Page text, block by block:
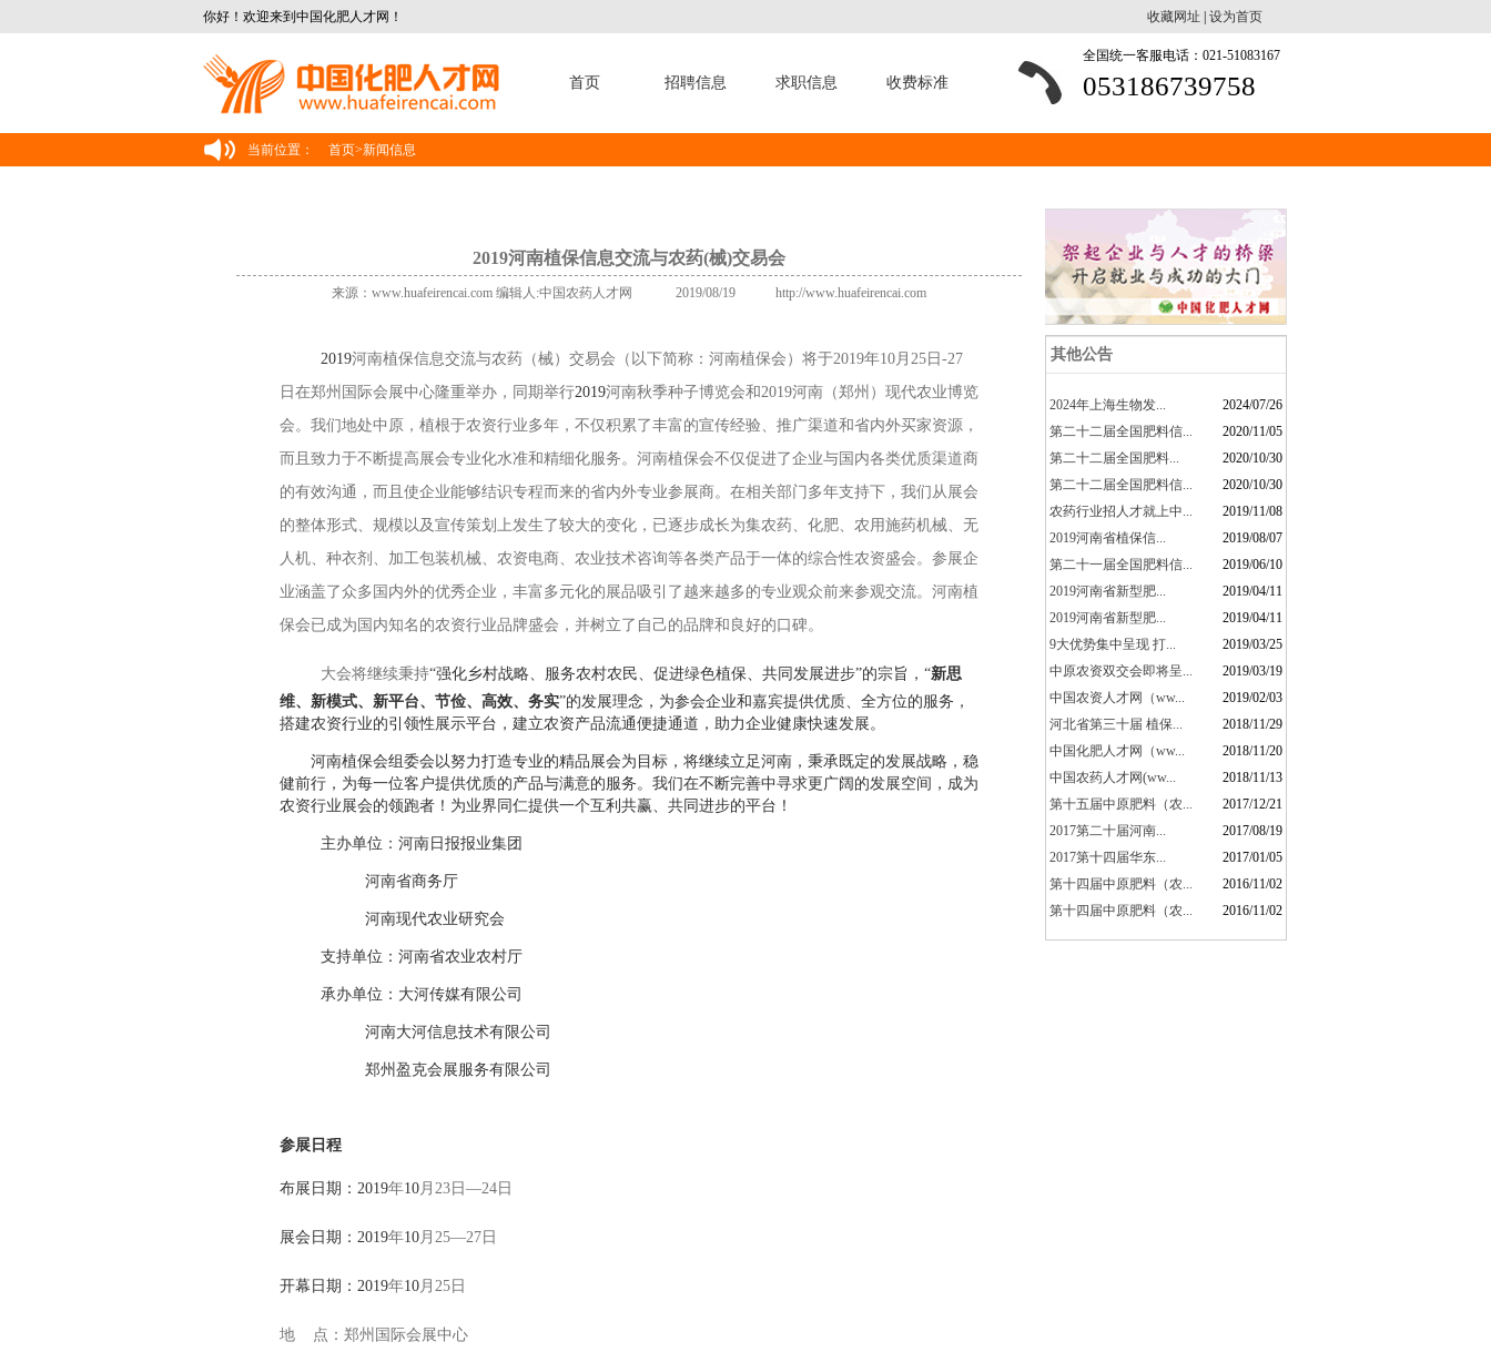
你好！欢迎来到中国化肥人才网！ 收藏网址 设为首页
首页 招聘信息 求职信息 收费标准
全国统一客服电话：021-51083167
053186739758
当前位置： 首页>新闻信息
2019河南植保信息交流与农药(械)交易会
来源：www.huafeirencai.com 编辑人:中国农药人才网 2019/08/19 http://www.huafeirencai.com
2019河南植保信息交流与农药（械）交易会（以下简称：河南植保会）将于2019年10月 25日 -27
日在郑州国际会展中心隆重举办，同期举行2019河南秋季种子博览会和2019河南（郑州）现代农业博览
会。我们地处中原，植根于农资行业多年，不仅积累了丰富的宣传经验、推广渠道和省内外买家资源，
而且致力于不断提高展会专业化水准和精细化服务。河南植保会不仅促进了企业与国内各类优质渠道商
的有效沟通，而且使企业能够结识专程而来的省内外专业参展商。在相关部门多年支持下，我们从展会
的整体形式、规模以及宣传策划上发生了较大的变化，已逐步成长为集农药、化肥、农用施药机械、无
人机、种衣剂、加工包装机械、农资电商、农业技术咨询等各类产品于一体的综合性农资盛会。参展企
业涵盖了众多国内外的优秀企业，丰富多元化的展品吸引了越来越多的专业观众前来参观交流。河南植
保会已成为国内知名的农资行业品牌盛会，并树立了自己的品牌和良好的口碑。
大会将继续秉持“强化乡村战略、服务农村农民、促进绿色植保、共同发展进步”的宗旨，“新思
维、新模式、新平台、节俭、高效、务实”的发展理念，为参会企业和嘉宾提供优质、全方位的服务，
搭建农资行业的引领性展示平台，建立农资产品流通便捷通道，助力企业健康快速发展。
河南植保会组委会以努力打造专业的精品展会为目标，将继续立足河南，秉承既定的发展战略，稳
健前行，为每一位客户提供优质的产品与满意的服务。我们在不断完善中寻求更广阔的发展空间，成为
农资行业展会的领跑者！为业界同仁提供一个互利共赢、共同进步的平台！
主办单位：河南日报报业集团
河南省商务厅
河南现代农业研究会
支持单位：河南省农业农村厅
承办单位：大河传媒有限公司
河南大河信息技术有限公司
郑州盈克会展服务有限公司
参展日程
布展日期：2019年10月 23日—24日
展会日期：2019年10月 25—27日
开幕日期：2019年10月 25日
地 点：郑州国际会展中心
其他公告
2024/07/26
2024年上海生物发...
2020/11/05
第二十二届全国肥料信...
2020/10/30
​第二十二届全国肥料...
2020/10/30
第二十二届全国肥料信...
2019/11/08
农药行业招人才就上中...
2019/08/07
2019河南省植保信...
2019/06/10
第二十一届全国肥料信...
2019/04/11
2019河南省新型肥...
2019/04/11
2019河南省新型肥...
2019/03/25
9大优势集中呈现 打...
2019/03/19
中原农资双交会即将呈...
2019/02/03
中国农资人才网（ww...
2018/11/29
河北省第三十届 植保...
2018/11/20
中国化肥人才网（ww...
2018/11/13
中国农药人才网(ww...
2017/12/21
第十五届中原肥料（农...
2017/08/19
2017第二十届河南...
2017/01/05
2017第十四届华东...
2016/11/02
第十四届中原肥料（农...
2016/11/02
第十四届中原肥料（农...